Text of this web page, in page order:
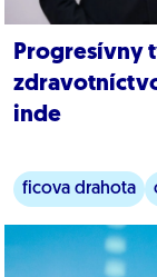
Progresívny
inde
ficova drahota
zdravotníctvo